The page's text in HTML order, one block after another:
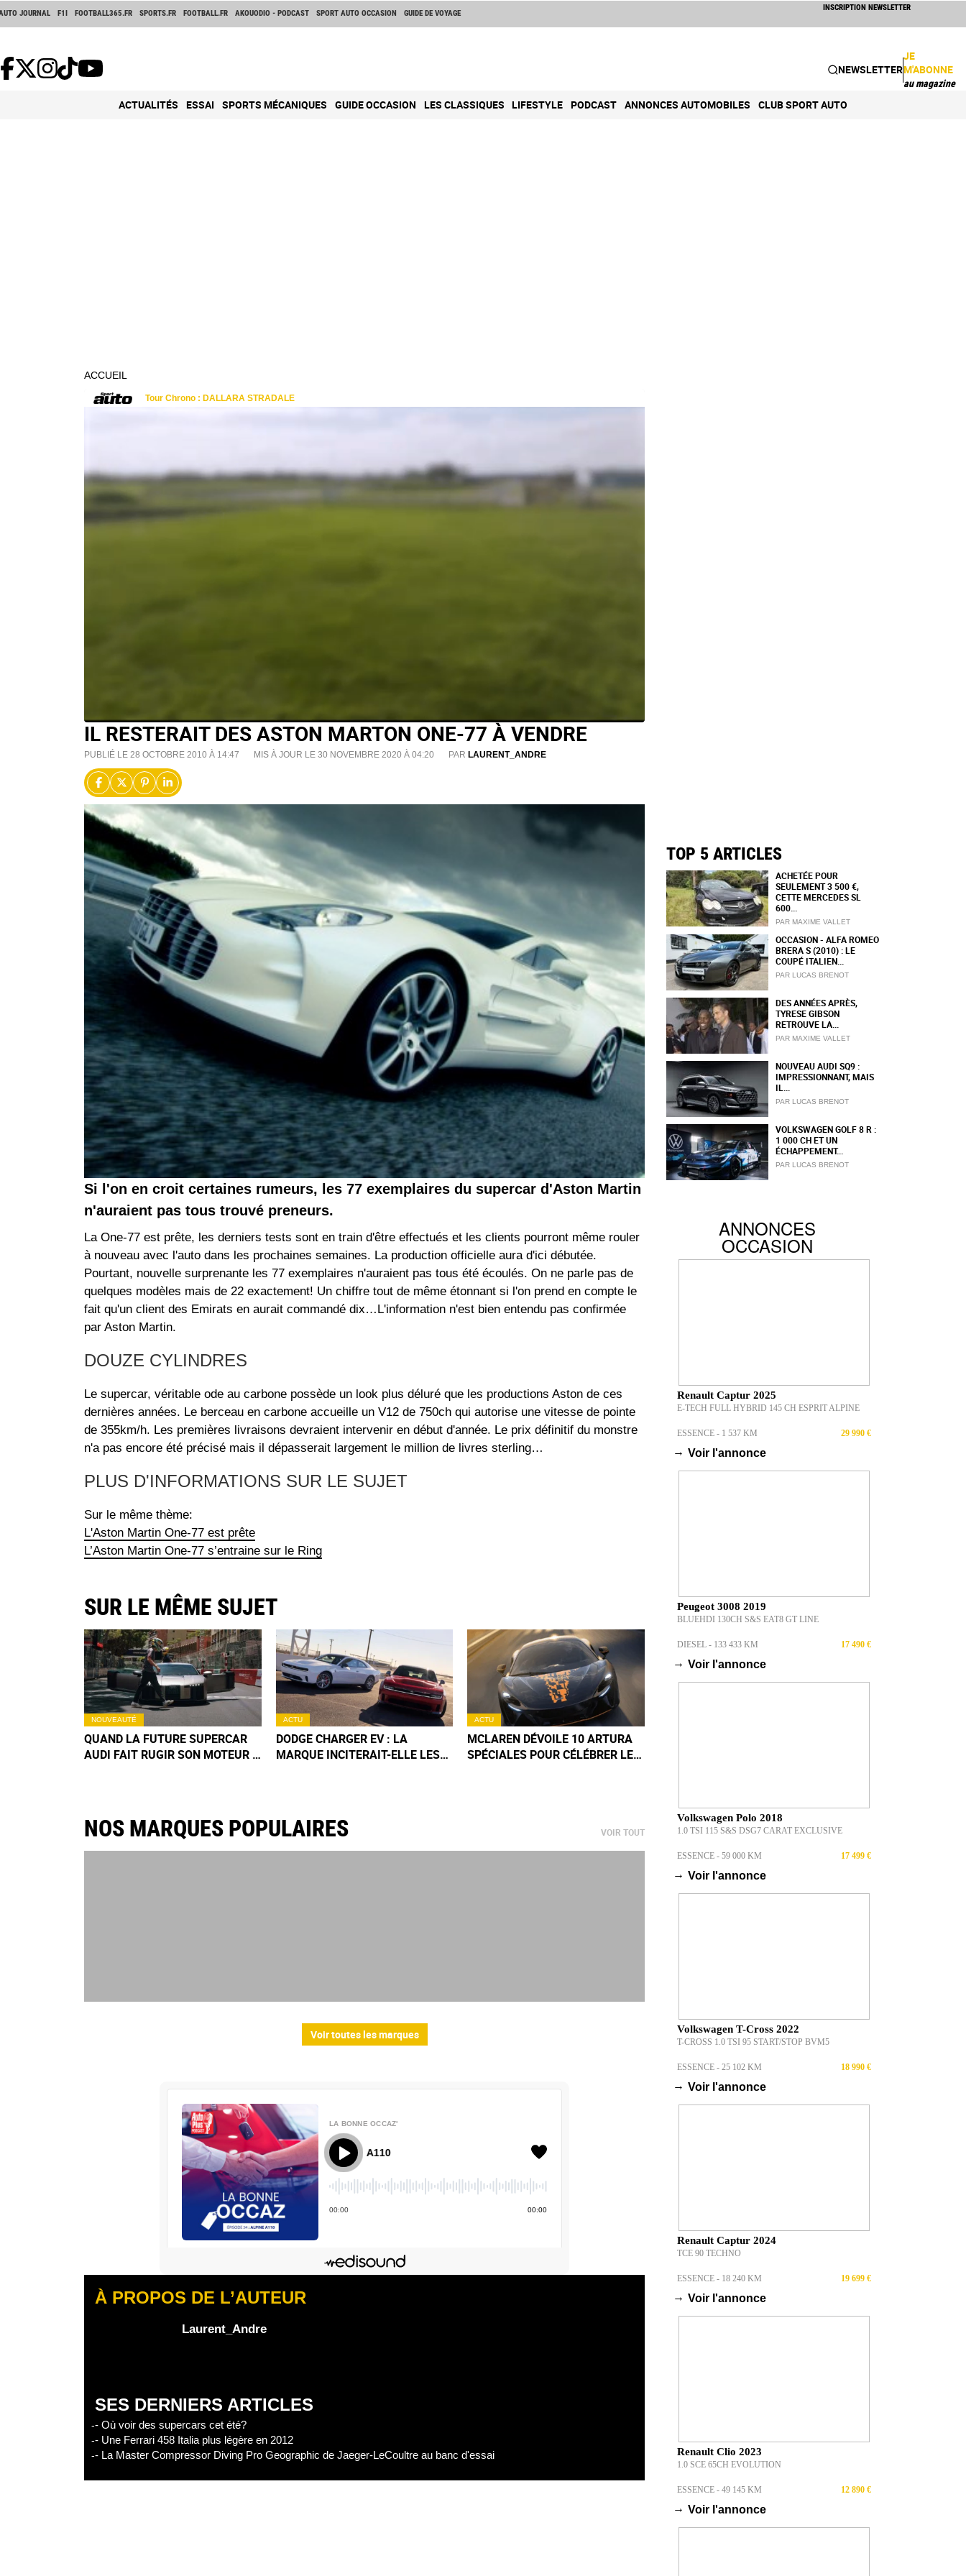
JOURNAL F1I FOOTBALL365.FR SPORTS.FR FOOTBALL.FR AKOUODIO - PODCAST SPORT AUTO OCCASION GUIDE DE VOYAGE
INSCRIPTION NEWSLETTER
NEWSLETTER
JE
M'ABONNE
au magazine
ACTUALITÉS ESSAI SPORTS MÉCANIQUES GUIDE OCCASION LES CLASSIQUES LIFESTYLE PODCAST ANNONCES AUTOMOBILES CLUB SPORT AUTO
ACCUEIL
IL RESTERAIT DES ASTON MARTON ONE-77 À VENDRE
PUBLIÉ LE 28 OCTOBRE 2010 À 14:47 MIS À JOUR LE 30 NOVEMBRE 2020 À 04:20 PAR LAURENT_ANDRE
Si l'on en croit certaines rumeurs, les 77 exemplaires du supercar d'Aston Martin
n'auraient pas tous trouvé preneurs.
La One-77 est prête, les derniers tests sont en train d'être effectués et les clients pourront même rouler
à nouveau avec l'auto dans les prochaines semaines. La production officielle aura d'ici débutée.
Pourtant, nouvelle surprenante les 77 exemplaires n'auraient pas tous été écoulés. On ne parle pas de
quelques modèles mais de 22 exactement! Un chiffre tout de même étonnant si l'on prend en compte le
fait qu'un client des Emirats en aurait commandé dix…L'information n'est bien entendu pas confirmée
par Aston Martin.
DOUZE CYLINDRES
Le supercar, véritable ode au carbone possède un look plus déluré que les productions Aston de ces
dernières années. Le berceau en carbone accueille un V12 de 750ch qui autorise une vitesse de pointe
de 355km/h. Les premières livraisons devraient intervenir en début d'année. Le prix définitif du monstre
n'a pas encore été précisé mais il dépasserait largement le million de livres sterling…
PLUS D'INFORMATIONS SUR LE SUJET
Sur le même thème:
L'Aston Martin One-77 est prête
L’Aston Martin One-77 s’entraine sur le Ring
SUR LE MÊME SUJET
NOUVEAUTÉ
QUAND LA FUTURE SUPERCAR
AUDI FAIT RUGIR SON MOTEUR À
ACTU
DODGE CHARGER EV : LA
MARQUE INCITERAIT-ELLE LES
ACTU
MCLAREN DÉVOILE 10 ARTURA
SPÉCIALES POUR CÉLÉBRER LES
NOS MARQUES POPULAIRES VOIR TOUT
Voir toutes les marques
LA BONNE OCCAZ'
La Bonne Occaz' - Alpine A110
00:00 00:00
Edisound Flux RSS
Partager l'épisode
À PROPOS DE L’AUTEUR
Laurent_Andre
SES DERNIERS ARTICLES
- Où voir des supercars cet été?
- Une Ferrari 458 Italia plus légère en 2012
- La Master Compressor Diving Pro Geographic de Jaeger-LeCoultre au banc d'essai
TOP 5 ARTICLES
ACHETÉE POUR
SEULEMENT 3 500 €,
CETTE MERCEDES SL
600...
PAR MAXIME VALLET
OCCASION - ALFA ROMEO
BRERA S (2010) : LE
COUPÉ ITALIEN...
PAR LUCAS BRENOT
DES ANNÉES APRÈS,
TYRESE GIBSON
RETROUVE LA...
PAR MAXIME VALLET
NOUVEAU AUDI SQ9 :
IMPRESSIONNANT, MAIS
IL...
PAR LUCAS BRENOT
VOLKSWAGEN GOLF 8 R :
1 000 CH ET UN
ÉCHAPPEMENT...
PAR LUCAS BRENOT
ANNONCES
OCCASION
Renault Captur 2025
E-TECH FULL HYBRID 145 CH ESPRIT ALPINE
ESSENCE - 1 537 KM 29 990 €
→ Voir l'annonce
Peugeot 3008 2019
BLUEHDI 130CH S&S EAT8 GT LINE
DIESEL - 133 433 KM 17 490 €
→ Voir l'annonce
Volkswagen Polo 2018
1.0 TSI 115 S&S DSG7 CARAT EXCLUSIVE
ESSENCE - 59 000 KM 17 499 €
→ Voir l'annonce
Volkswagen T-Cross 2022
T-CROSS 1.0 TSI 95 START/STOP BVM5
ESSENCE - 25 102 KM 18 990 €
→ Voir l'annonce
Renault Captur 2024
TCE 90 TECHNO
ESSENCE - 18 240 KM 19 699 €
→ Voir l'annonce
Renault Clio 2023
1.0 SCE 65CH EVOLUTION
ESSENCE - 49 145 KM 12 890 €
→ Voir l'annonce